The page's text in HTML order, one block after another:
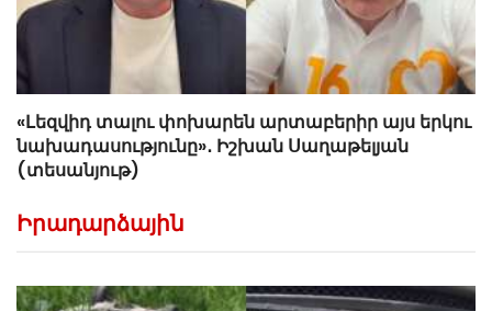
«Լեզվիդ տալու փոխարեն արտաբերիր այս երկու
նախադասությունը»․ Իշխան Սաղաթելյան
(տեսանյութ)
Իրադարձային